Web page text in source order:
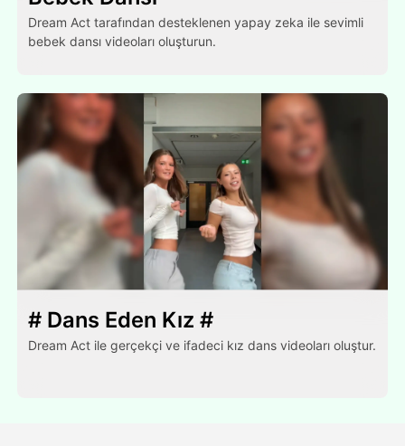
Dream Act tarafından desteklenen yapay zeka ile sevimli
bebek dansı videoları oluşturun.
# Dans Eden Kız #
Dream Act ile gerçekçi ve ifadeci kız dans videoları oluştur.